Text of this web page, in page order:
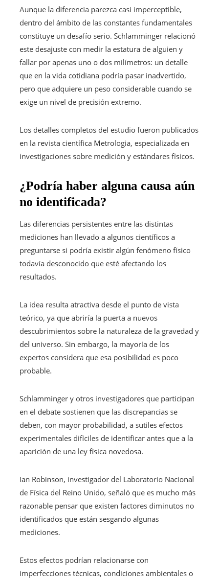
Aunque la diferencia parezca casi imperceptible,
dentro del ámbito de las constantes fundamentales
constituye un desafío serio. Schlamminger relacionó
este desajuste con medir la estatura de alguien y
fallar por apenas uno o dos milímetros: un detalle
que en la vida cotidiana podría pasar inadvertido,
pero que adquiere un peso considerable cuando se
exige un nivel de precisión extremo.
Los detalles completos del estudio fueron publicados
en la revista científica Metrologia, especializada en
investigaciones sobre medición y estándares físicos.
¿Podría haber alguna causa aún
no identificada?
Las diferencias persistentes entre las distintas
mediciones han llevado a algunos científicos a
preguntarse si podría existir algún fenómeno físico
todavía desconocido que esté afectando los
resultados.
La idea resulta atractiva desde el punto de vista
teórico, ya que abriría la puerta a nuevos
descubrimientos sobre la naturaleza de la gravedad y
del universo. Sin embargo, la mayoría de los
expertos considera que esa posibilidad es poco
probable.
Schlamminger y otros investigadores que participan
en el debate sostienen que las discrepancias se
deben, con mayor probabilidad, a sutiles efectos
experimentales difíciles de identificar antes que a la
aparición de una ley física novedosa.
Ian Robinson, investigador del Laboratorio Nacional
de Física del Reino Unido, señaló que es mucho más
razonable pensar que existen factores diminutos no
identificados que están sesgando algunas
mediciones.
Estos efectos podrían relacionarse con
imperfecciones técnicas, condiciones ambientales o